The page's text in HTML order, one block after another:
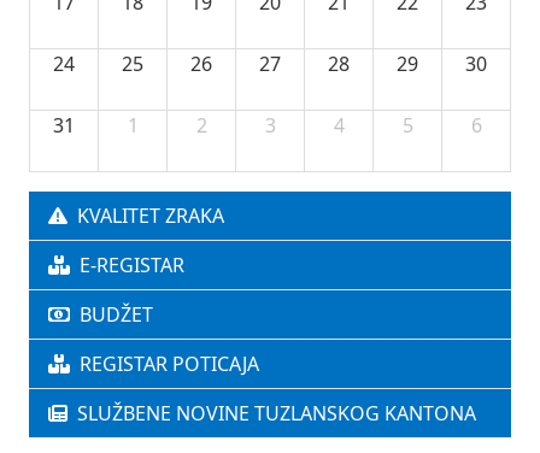
24 25 26 27 28 29 30
31 1 2 3 4 5 6
KVALITET ZRAKA
E-REGISTAR
BUDŽET
REGISTAR POTICAJA
SLUŽBENE NOVINE TUZLANSKOG KANTONA